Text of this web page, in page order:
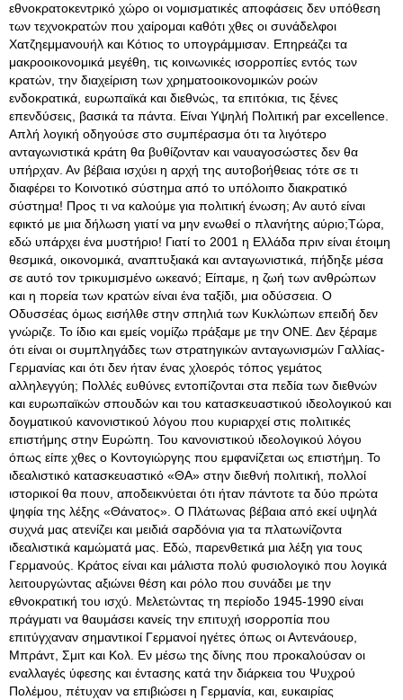
εθνοκρατοκεντρικό χώρο οι νομισματικές αποφάσεις δεν υπόθεση
των τεχνοκρατών που χαίρομαι καθότι χθες οι συνάδελφοι
Χατζηεμμανουήλ και Κότιος το υπογράμμισαν. Επηρεάζει τα
μακροοικονομικά μεγέθη, τις κοινωνικές ισορροπίες εντός των
κρατών, την διαχείριση των χρηματοοικονομικών ροών
ενδοκρατικά, ευρωπαϊκά και διεθνώς, τα επιτόκια, τις ξένες
επενδύσεις, βασικά τα πάντα. Είναι Υψηλή Πολιτική par excellence.
Απλή λογική οδηγούσε στο συμπέρασμα ότι τα λιγότερο
ανταγωνιστικά κράτη θα βυθίζονταν και ναυαγοσώστες δεν θα
υπήρχαν. Αν βέβαια ισχύει η αρχή της αυτοβοήθειας τότε σε τι
διαφέρει το Κοινοτικό σύστημα από το υπόλοιπο διακρατικό
σύστημα! Προς τι να καλούμε για πολιτική ένωση; Αν αυτό είναι
εφικτό με μια δήλωση γιατί να μην ενωθεί ο πλανήτης αύριο;Τώρα,
εδώ υπάρχει ένα μυστήριο! Γιατί το 2001 η Ελλάδα πριν είναι έτοιμη
θεσμικά, οικονομικά, αναπτυξιακά και ανταγωνιστικά, πήδηξε μέσα
σε αυτό τον τρικυμισμένο ωκεανό; Είπαμε, η ζωή των ανθρώπων
και η πορεία των κρατών είναι ένα ταξίδι, μια οδύσσεια. Ο
Οδυσσέας όμως εισήλθε στην σπηλιά των Κυκλώπων επειδή δεν
γνώριζε. Το ίδιο και εμείς νομίζω πράξαμε με την ΟΝΕ. Δεν ξέραμε
ότι είναι οι συμπληγάδες των στρατηγικών ανταγωνισμών Γαλλίας-
Γερμανίας και ότι δεν ήταν ένας χλοερός τόπος γεμάτος
αλληλεγγύη; Πολλές ευθύνες εντοπίζονται στα πεδία των διεθνών
και ευρωπαϊκών σπουδών και του κατασκευαστικού ιδεολογικού και
δογματικού κανονιστικού λόγου που κυριαρχεί στις πολιτικές
επιστήμης στην Ευρώπη. Του κανονιστικού ιδεολογικού λόγου
όπως είπε χθες ο Κοντογιώργης που εμφανίζεται ως επιστήμη. Το
ιδεαλιστικό κατασκευαστικό «ΘΑ» στην διεθνή πολιτική, πολλοί
ιστορικοί θα πουν, αποδεικνύεται ότι ήταν πάντοτε τα δύο πρώτα
ψηφία της λέξης «Θάνατος». Ο Πλάτωνας βέβαια από εκεί υψηλά
συχνά μας ατενίζει και μειδιά σαρδόνια για τα πλατωνίζοντα
ιδεαλιστικά καμώματά μας. Εδώ, παρενθετικά μια λέξη για τους
Γερμανούς. Κράτος είναι και μάλιστα πολύ φυσιολογικό που λογικά
λειτουργώντας αξιώνει θέση και ρόλο που συνάδει με την
εθνοκρατική του ισχύ. Μελετώντας τη περίοδο 1945-1990 είναι
πράγματι να θαυμάσει κανείς την επιτυχή ισορροπία που
επιτύγχαναν σημαντικοί Γερμανοί ηγέτες όπως οι Αντενάουερ,
Μπράντ, Σμιτ και Κολ. Εν μέσω της δίνης που προκαλούσαν οι
εναλλαγές ύφεσης και έντασης κατά την διάρκεια του Ψυχρού
Πολέμου, πέτυχαν να επιβιώσει η Γερμανία, και, ευκαιρίας